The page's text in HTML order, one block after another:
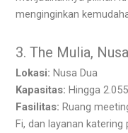
menginginkan
3. The Mulia,
Lokasi: Nusa Dua
Kapasitas: Hingga
Fasilitas: Ruang
Fi, dan layanan katering